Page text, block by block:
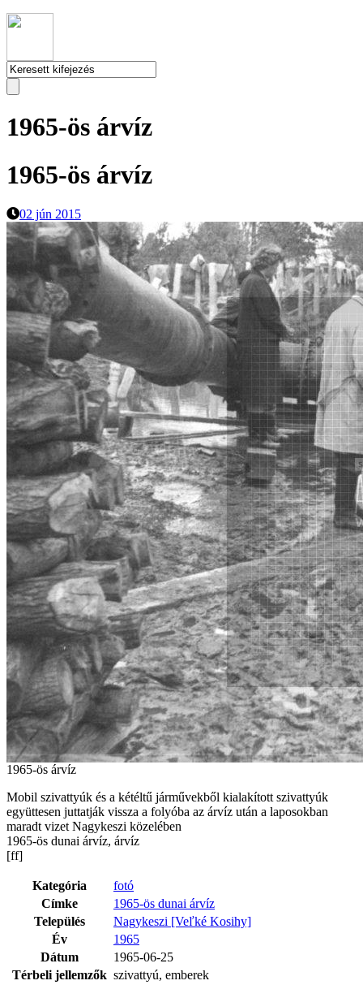
1965-ös árvíz
1965-ös árvíz
02 jún 2015
1965-ös árvíz
Mobil szivattyúk és a kétéltű járművekből kialakított szivattyúk
együttesen juttatják vissza a folyóba az árvíz után a laposokban
maradt vizet Nagykeszi közelében
1965-ös dunai árvíz, árvíz
[ff]
Kategória
fotó
Címke
1965-ös dunai árvíz
Település
Nagykeszi [Veľké Kosihy]
Év
1965
Dátum
1965-06-25
Térbeli jellemzők szivattyú, emberek